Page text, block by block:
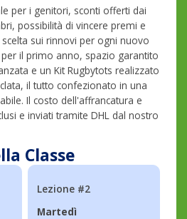
per i genitori, sconti offerti dai
possibilità di vincere premi e
sui rinnovi per ogni nuovo
il primo anno, spazio garantito
e un Kit Rugbytots realizzato
il tutto confezionato in una
Il costo dell'affrancatura e
e inviati tramite DHL dal nostro
Classe
Lezione #2
Martedì